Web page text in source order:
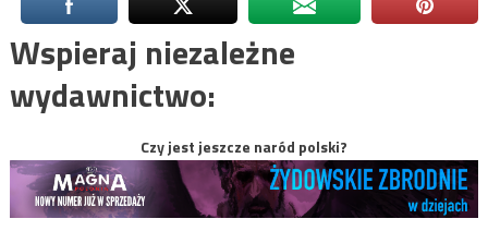
Wspieraj niezależne
wydawnictwo:
Czy jest jeszcze naród polski?